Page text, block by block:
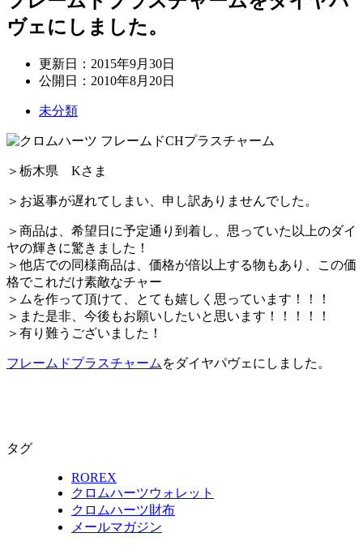
ヴェにしました。
更新日： 2015年9月30日
公開日： 2010年8月20日
未分類
＞栃木県 Kさま
＞お返事が遅れてしまい、申し訳ありませんでした。
＞商品は、希望日に予定通り到着し、思っていた以上のダイ
ヤの輝きに驚きました！
＞他店での同様商品は、価格が倍以上する物もあり、この価
格でこれだけ素敵なチャー
＞ムを作って頂けて、とても嬉しく思っています！！！
＞また是非、今後もお願いしたいと思います！！！！！
＞有り難うございました！
フレームドプラスチャーム をダイヤパヴェにしました。
タグ
ROREX
クロムハーツウォレット
クロムハーツ財布
メールマガジン